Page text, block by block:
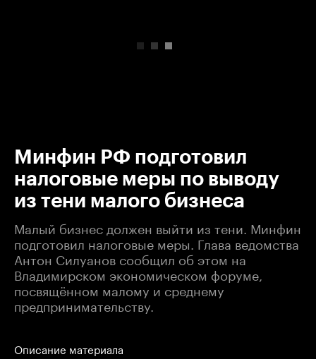
Минфин РФ подготовил
налоговые меры по выводу
из тени малого бизнеса
Малый бизнес должен выйти из тени. Минфин
подготовил налоговые меры. Глава ведомства
Антон Силуанов сообщил об этом на
Владимирском экономическом форуме,
посвящённом малому и среднему
предпринимательству.
Описание материала